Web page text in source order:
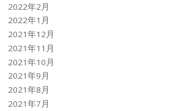
2022年2月
2022年1月
2021年12月
2021年11月
2021年10月
2021年9月
2021年8月
2021年7月